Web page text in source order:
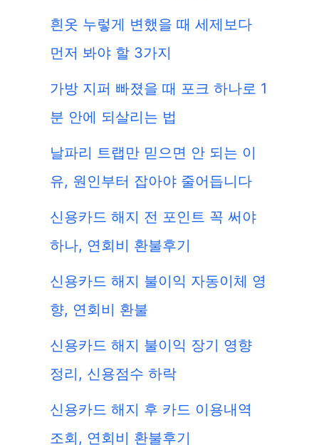
흰옷 누렇게 변했을 때 세제보다
먼저 봐야 할 3가지
가방 지퍼 빠졌을 때 포크 하나로 1
분 안에 되살리는 법
날파리 트랩만 믿으면 안 되는 이
유, 원인부터 잡아야 줄어듭니다
신용카드 해지 전 포인트 꼭 써야
하나, 연회비 환불후기
신용카드 해지 불이익 자동이체 영
향, 연회비 환불
신용카드 해지 불이익 장기 영향
정리, 신용점수 하락
신용카드 해지 후 카드 이용내역
조회, 연회비 환불후기